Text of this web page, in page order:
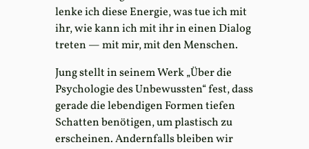
lenke ich diese Energie, was tue ich mit
ihr, wie kann ich mit ihr in einen Dialog
treten — mit mir, mit den Menschen.
Jung stellt in seinem Werk „Über die
Psychologie des Unbewussten“ fest, dass
gerade die lebendigen Formen tiefen
Schatten benötigen, um plastisch zu
erscheinen. Andernfalls bleiben wir